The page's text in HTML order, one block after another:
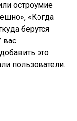
остроумие
«Когда
берутся
вас
это
пользователи.